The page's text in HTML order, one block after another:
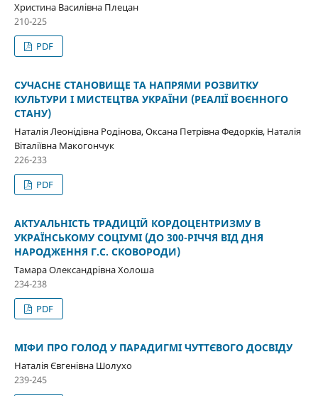
Христина Василівна Плецан
210-225
PDF
СУЧАСНЕ СТАНОВИЩЕ ТА НАПРЯМИ РОЗВИТКУ
КУЛЬТУРИ І МИСТЕЦТВА УКРАЇНИ (РЕАЛІЇ ВОЄННОГО
СТАНУ)
Наталія Леонідівна Родінова, Оксана Петрівна Федорків, Наталія
Віталіївна Макогончук
226-233
PDF
АКТУАЛЬНІСТЬ ТРАДИЦІЙ КОРДОЦЕНТРИЗМУ В
УКРАЇНСЬКОМУ СОЦІУМІ (ДО 300-РІЧЧЯ ВІД ДНЯ
НАРОДЖЕННЯ Г.С. СКОВОРОДИ)
Тамара Олександрівна Холоша
234-238
PDF
МІФИ ПРО ГОЛОД У ПАРАДИГМІ ЧУТТЄВОГО ДОСВІДУ
Наталія Євгенівна Шолухо
239-245